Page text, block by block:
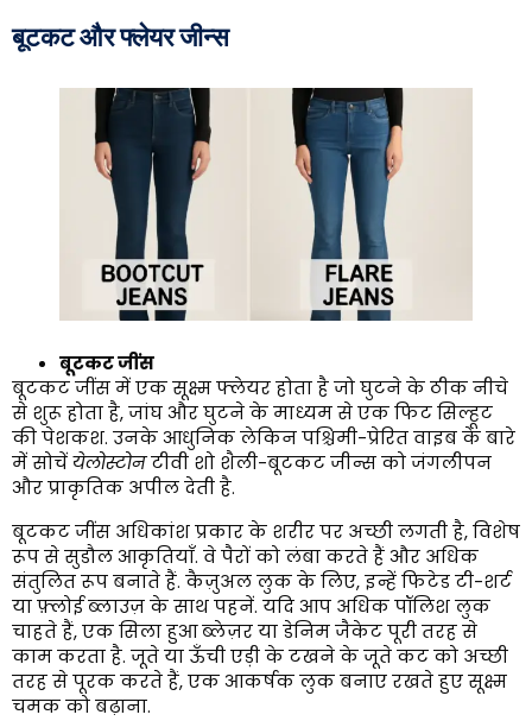
बूटकट और फ्लेयर जीन्स
बूटकट जींस
बूटकट जींस में एक सूक्ष्म फ्लेयर होता है जो घुटने के ठीक नीचे
से शुरू होता है, जांघ और घुटने के माध्यम से एक फिट सिल्हूट
की पेशकश. उनके आधुनिक लेकिन पश्चिमी-प्रेरित वाइब के बारे
में सोचेंयेलोस्टोनटीवी शो शैली-बूटकट जीन्स को जंगलीपन
और प्राकृतिक अपील देती है.
बूटकट जींस अधिकांश प्रकार के शरीर पर अच्छी लगती है, विशेष
रूप से सुडौल आकृतियाँ. वे पैरों को लंबा करते हैं और अधिक
संतुलित रूप बनाते हैं. कैज़ुअल लुक के लिए, इन्हें फिटेड टी-शर्ट
या फ़्लोई ब्लाउज़ के साथ पहनें. यदि आप अधिक पॉलिश लुक
चाहते हैं, एक सिला हुआ ब्लेज़र या डेनिम जैकेट पूरी तरह से
काम करता है. जूते या ऊँची एड़ी के टखने के जूते कट को अच्छी
तरह से पूरक करते हैं, एक आकर्षक लुक बनाए रखते हुए सूक्ष्म
चमक को बढ़ाना.